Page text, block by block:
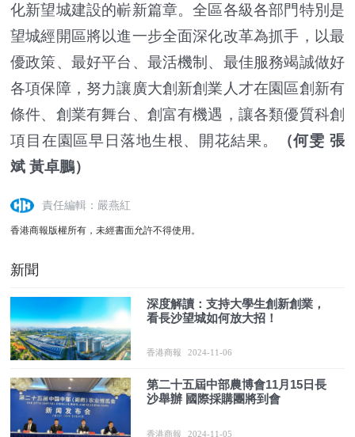
化新望城建設的嶄新篇章。全區各級各部門特別是
望城經開區將以進一步全面深化改革為抓手，以最
優政策、最好平台、最活機制、最佳服務竭誠做好
各項保障，努力讓廣大創新創業人才在園區創新有
條件、創業有舞台、創富有機遇，讓各類優質科創
項目在園區早日落地生根、開花結果。
（何雯 張
斌 黃卓鵬）
責任編輯：嚴燕紅
香港商報版權所有，未經書面允許不得使用。
新聞
深度解讀：支持大學生創新創業，
看長沙望城如何放大招！
香港商報 2024-11-06
第二十五屆中部農博會11月15日長
沙舉辦 國際採購團將到會
香港商報 2024-11-05